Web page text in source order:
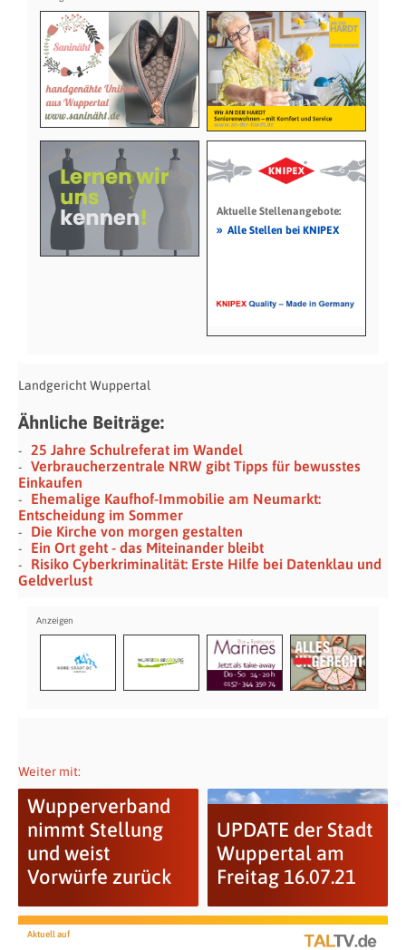
Aktuelle Stellenangebote:
» Alle Stellen bei KNIPEX
Landgericht Wuppertal
Ähnliche Beiträge:
25 Jahre Schulreferat im Wandel
Verbraucherzentrale NRW gibt Tipps für bewusstes
Einkaufen
Ehemalige Kaufhof-Immobilie am Neumarkt:
Entscheidung im Sommer
Die Kirche von morgen gestalten
Ein Ort geht - das Miteinander bleibt
Risiko Cyberkriminalität: Erste Hilfe bei Datenklau und
Geldverlust
Weiter mit:
Wupperverband
nimmt Stellung
und weist
Vorwürfe zurück
UPDATE der Stadt
Wuppertal am
Freitag 16.07.21
Aktuell auf